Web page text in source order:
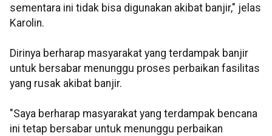
sementara ini tidak bisa digunakan akibat banjir," jelas
Karolin.
Dirinya berharap masyarakat yang terdampak banjir
untuk bersabar menunggu proses perbaikan fasilitas
yang rusak akibat banjir.
"Saya berharap masyarakat yang terdampak bencana
ini tetap bersabar untuk menunggu perbaikan